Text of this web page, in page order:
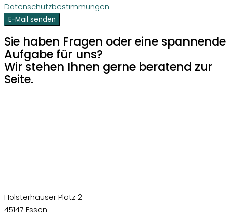
Datenschutzbestimmungen
E-Mail senden
Sie haben Fragen oder eine spannende
Aufgabe für uns?
Wir stehen Ihnen gerne beratend zur
Seite.
Holsterhauser Platz 2
45147 Essen